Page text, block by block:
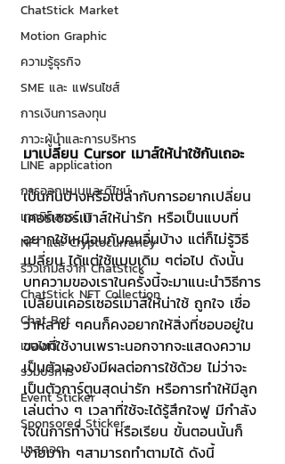
ChatStick Market
Motion Graphic
ความรู้ธุรกิจ
SME และ แฟรนไชส์
การเงินการลงทุน
ภาวะผู้นำและการบริหาร
LINE application
การออกแบบและดีไซน์
เทคนิคสาระ IT
NFT และ Cryptocurrency
รีวิวเกมส์จาก ChatStick
ChatStick NFT Collection
Chat Bot
เวบไซต์
รวมบริการ
Event Sticker
Sponsored Sticker
มาสคอต
มาเปลี่ยน Cursor เมาส์ให้น่าใช้กันเถอะ
เป็นกันบ้างหรือเปล่ากับการอยากเปลี่ยน
เคอร์เซอร์เมาส์ให้น่ารัก หรือเป็นแบบที่
อยากใช้เหมือนกับคนอื่นบ้าง แต่ก็ไม่รู้วิธี
เปลี่ยน ได้แต่ใช้แบบเดิม ๆต่อไป ดังนั้น
บทความของเราในครั้งนี้จะมาแนะนำวิธีการ
เปลี่ยนเคอร์เซอร์เมาส์ให้น่าใช้ ถูกใจ เชื่อ
ว่าหลาย ๆคนก็คงอยากให้สิ่งที่ชอบอยู่ใน
ของที่ใช้งานเพราะนอกจากจะแสดงความ
เป็นตัวเองยังมีผลต่อการใช้ด้วย ไม่ว่าจะ
เป็นตัวการ์ตูนสุดน่ารัก หรือการทำให้มีลูก
เล่นต่าง ๆ เวลาที่ใช้จะได้รู้สึกใจฟู มีกำลัง
ใจในการทำงาน หรือเรียน ขั้นตอนนั้นก็
ง่ายมาก ๆสามารถทำตามได้ ดังนี้